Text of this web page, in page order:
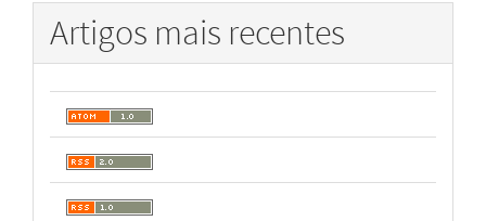
Artigos mais recentes